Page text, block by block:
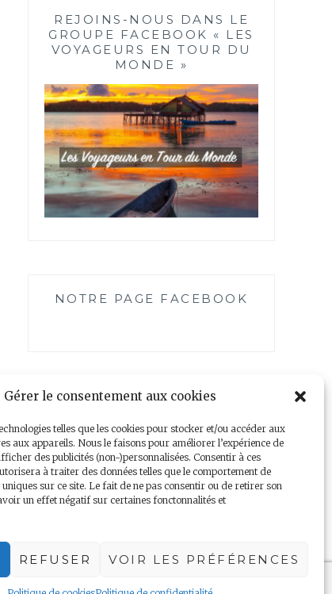
Gérer le consentement aux cookies
telles que les cookies pour stocker et/ou accéder aux
aux appareils. Nous le faisons pour améliorer l’expérience de
des publicités (non-)personnalisées. Consentir à ces
à traiter des données telles que le comportement de
sur ce site. Le fait de ne pas consentir ou de retirer son
un effet négatif sur certaines fonctonnalités et
REFUSER VOIR LES PRÉFÉRENCES
REJOINS-NOUS DANS LE
GROUPE FACEBOOK « LES
VOYAGEURS EN TOUR DU
MONDE »
NOTRE PAGE FACEBOOK
légales|Politique de confidentialité